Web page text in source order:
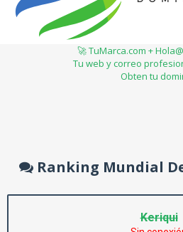
🚀 TuMarca.com +
Tu web y correo
Obten tu
Ranking Mundial
Keriqui